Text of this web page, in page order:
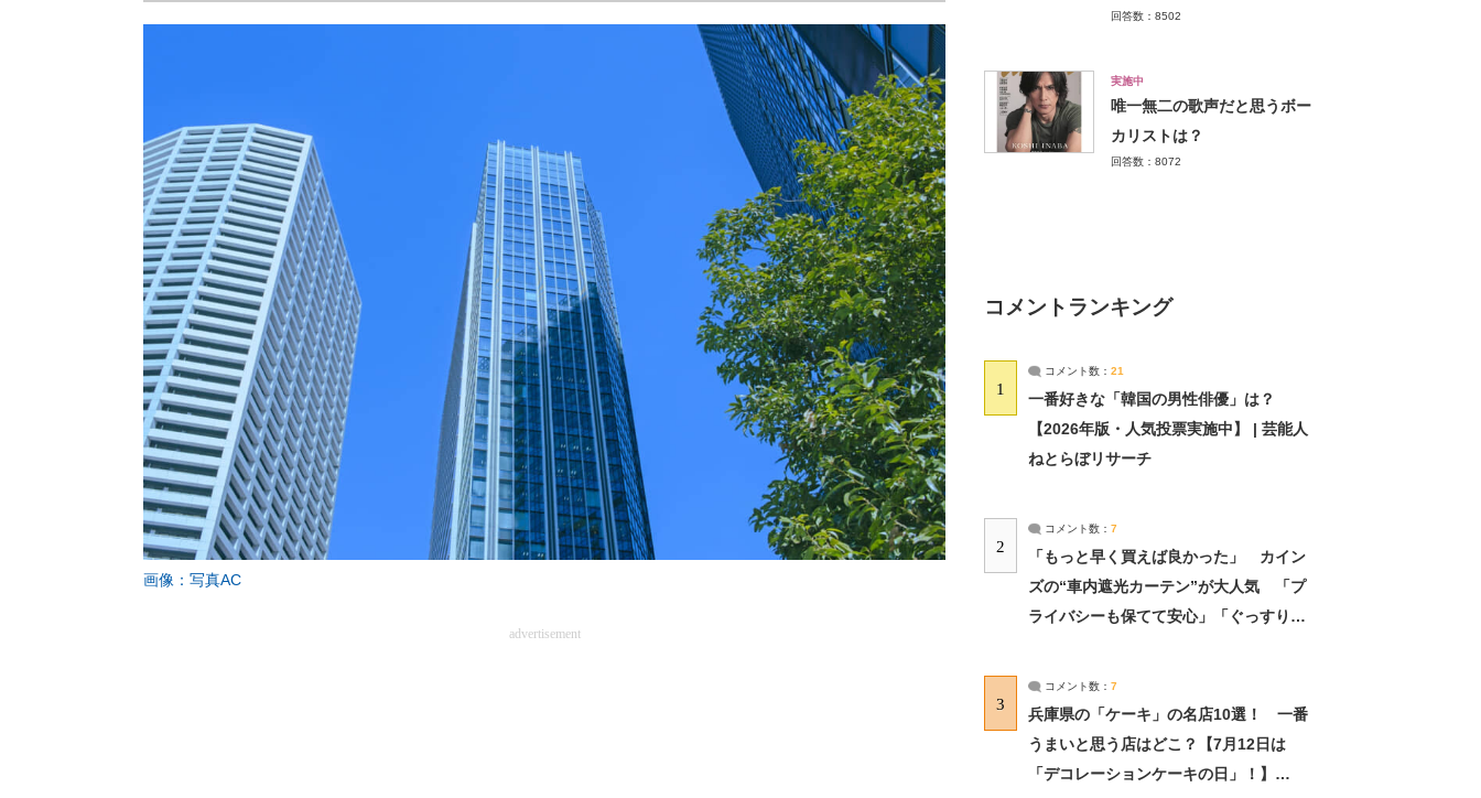
画像：写真AC
advertisement
回答数：8502
実施中
唯一無二の歌声だと思うボー
カリストは？
回答数：8072
コメントランキング
1
コメント数： 21
一番好きな「韓国の男性俳優」は？
【2026年版・人気投票実施中】 | 芸能人
ねとらぼリサーチ
2
コメント数： 7
「もっと早く買えば良かった」 カイン
ズの“車内遮光カーテン”が大人気 「プ
ライバシーも保てて安心」「ぐっすり眠
3
コメント数： 7
兵庫県の「ケーキ」の名店10選！ 一番
うまいと思う店はどこ？【7月12日は
「デコレーションケーキの日」！】